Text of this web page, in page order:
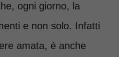
ogni giorno, la
e non solo. Infatti
amata, è anche